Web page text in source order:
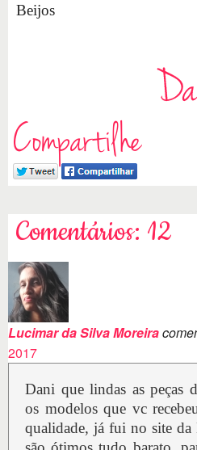
Beijos
Compartilhe
Comentários: 12
Lucimar da Silva Moreira
2017
Dani que lindas as peças
os modelos que vc
qualidade, já fui no site